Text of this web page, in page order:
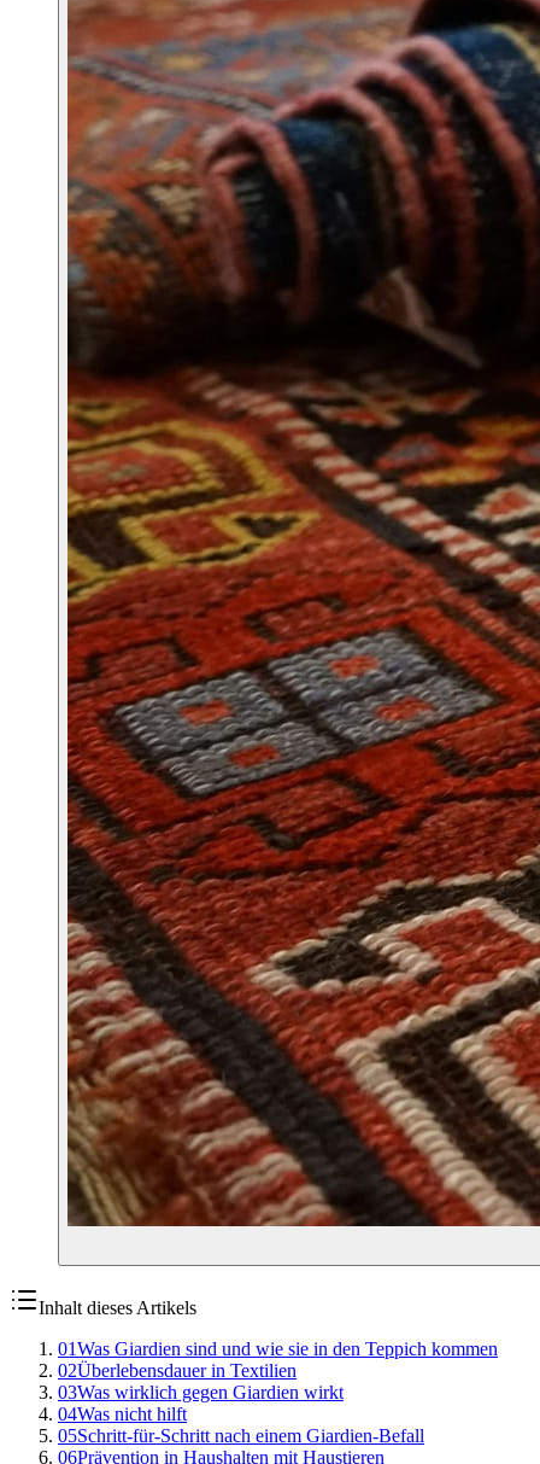
Inhalt dieses Artikels
01Was Giardien sind und wie sie in den Teppich kommen
02Überlebensdauer in Textilien
03Was wirklich gegen Giardien wirkt
04Was nicht hilft
05Schritt-für-Schritt nach einem Giardien-Befall
06Prävention in Haushalten mit Haustieren